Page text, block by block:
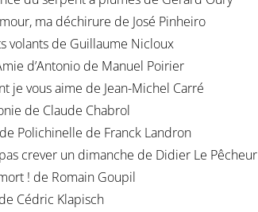
ma déchirure de José Pinheiro
volants de Guillaume Nicloux
d’Antonio de Manuel Poirier
je vous aime de Jean-Michel Carré
de Claude Chabrol
Polichinelle de Franck Landron
pas crever un dimanche de Didier Le Pêcheur
! de Romain Goupil
Cédric Klapisch